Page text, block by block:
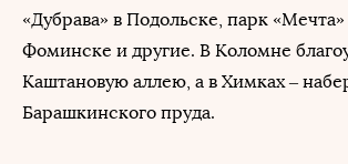
«Дубрава» в Подольске, парк
Фоминске и другие. В Коломне
Каштановую аллею, а в Химках –
Барашкинского пруда.